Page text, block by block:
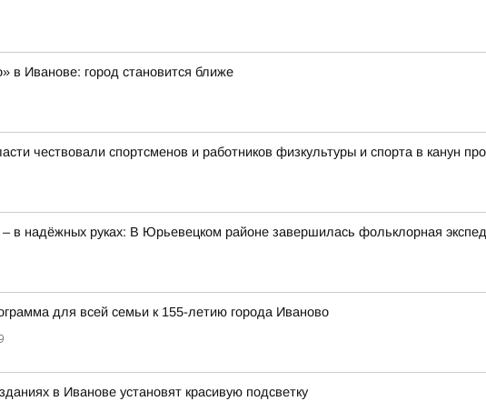
в Иванове: город становится ближе
чествовали спортсменов и работников физкультуры и спорта в канун
– в надёжных руках: В Юрьевецком районе завершилась фольклорная
для всей семьи к 155-летию города Иваново
в Иванове установят красивую подсветку